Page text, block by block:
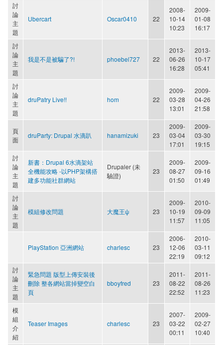
討
論
主
題
Ubercart Oscar0410 22
2008-
10-14
10:23
2009-
01-08
16:17
討
論
主
題
我是不是被騙了?! phoebel727 22
2013-
06-26
16:28
2013-
10-17
05:41
討
論
主
題
druPatry Live!! hom 22
2009-
03-28
13:01
2009-
04-26
21:58
頁
面
druParty: Drupal 水滴趴 hanamizuki 23
2009-
03-04
17:01
2009-
03-30
19:15
討
論
主
題
新書：Drupal 6水滴架站
全機能攻略 -以PHP架構搭
建多功能社群網站
Drupaler (未
驗證)
23
2009-
08-27
01:50
2009-
09-16
01:49
討
論
主
題
模組修改問題 大魔王ψ 23
2009-
10-19
11:57
2010-
09-09
11:05
PlayStation 亞洲網站 charlesc 23
2006-
12-06
22:19
2010-
03-11
09:12
討
論
主
題
緊急問題 版型上傳安裝後
刪除 整各網站當掉變空白
頁
bboyfred 23
2011-
08-22
22:52
2011-
08-26
11:23
模
組
介
紹
Teaser Images charlesc 23
2007-
03-22
00:11
2009-
02-27
10:40